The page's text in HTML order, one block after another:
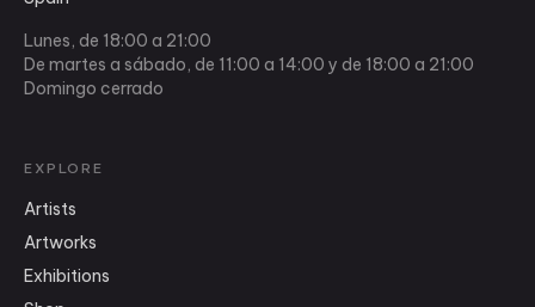
Lunes, de 18:00 a 21:00
De martes a sábado, de 11:00 a 14:00 y de 18:00 a 21:00
Domingo cerrado
EXPLORE
Artists
Artworks
Exhibitions